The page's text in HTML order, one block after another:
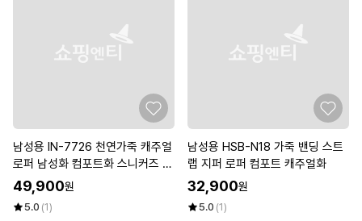
남성용 IN-7726 천연가죽 캐주얼
로퍼 남성화 컴포트화 스니커즈 단
화
49,900원
5.0 (1)
남성용 HSB-N18 가죽 밴딩 스트
랩 지퍼 로퍼 컴포트 캐주얼화
32,900원
5.0 (1)